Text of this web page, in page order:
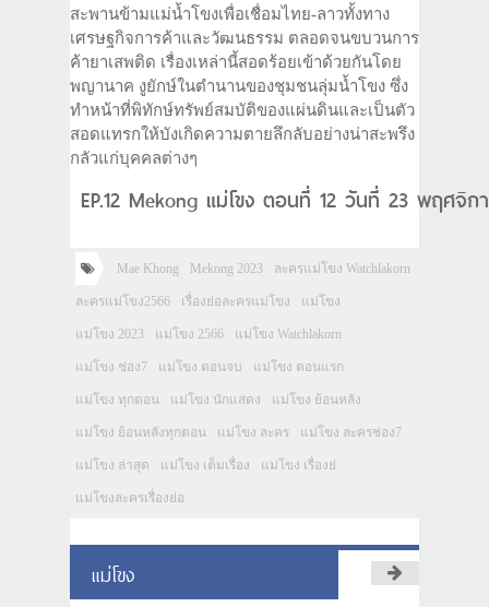
สะพานข้ามแม่น้ำโขงเพื่อเชื่อมไทย-ลาวทั้งทาง
เศรษฐกิจการค้าและวัฒนธรรม ตลอดจนขบวนการ
ค้ายาเสพติด เรื่องเหล่านี้สอดร้อยเข้าด้วยกันโดย
พญานาค งูยักษ์ในตำนานของชุมชนลุ่มน้ำโขง ซึ่ง
ทำหน้าที่พิทักษ์ทรัพย์สมบัติของแผ่นดินและเป็นตัว
สอดแทรกให้บังเกิดความตายลึกลับอย่างน่าสะพรึง
กลัวแก่บุคคลต่างๆ
EP.12 Mekong แม่โขง ตอนที่ 12 วันที่ 23 พฤศจิ
Mae Khong Mekong 2023 ละครแม่โขง Watchlakorn
ละครแม่โขง2566 เรื่องย่อละครแม่โขง แม่โขง
แม่โขง 2023 แม่โขง 2566 แม่โขง Watchlakorn
แม่โขง ช่อง7 แม่โขง ตอนจบ แม่โขง ตอนแรก
แม่โขง ทุกตอน แม่โขง นักแสดง แม่โขง ย้อนหลัง
แม่โขง ย้อนหลังทุกตอน แม่โขง ละคร แม่โขง ละครช่อง7
แม่โขง ล่าสุด แม่โขง เต็มเรื่อง แม่โขง เรื่องย่
แม่โขงละครเรื่องย่อ
แม่โขง